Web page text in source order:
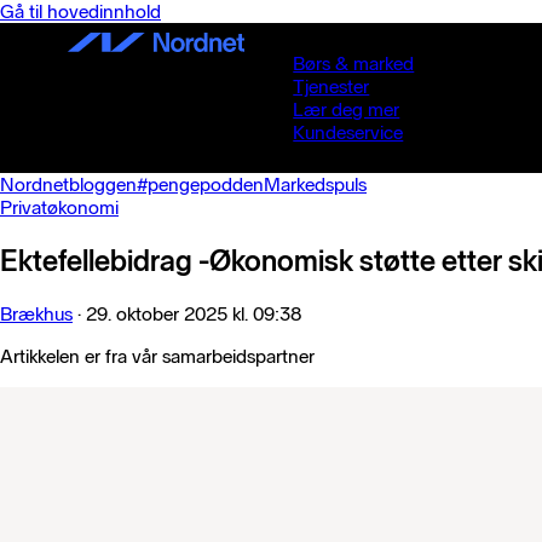
Gå til hovedinnhold
Børs & marked
Tjenester
Lær deg mer
Kundeservice
Nordnetbloggen#pengepoddenMarkedspuls
Privatøkonomi
Ektefellebidrag -Økonomisk støtte etter
Brækhus · 29. oktober 2025 kl. 09:38
Artikkelen er fra vår samarbeidspartner